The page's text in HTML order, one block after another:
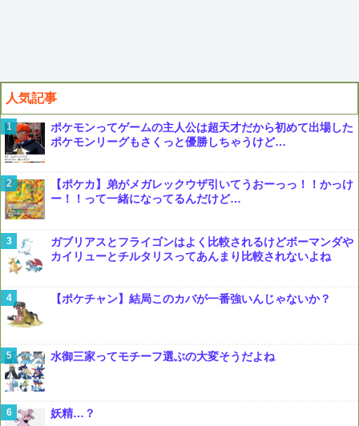
人気記事
ポケモンってゲームの主人公は超天才だから初めて出場した
ポケモンリーグもさくっと優勝しちゃうけど…
【ポケカ】弟がメガレックウザ引いてうおーっっ！！かっけ
ー！！って一緒になってるんだけど…
ガブリアスとフライゴンはよく比較されるけどボーマンダや
カイリューとチルタリスってあんまり比較されないよね
【ポケチャン】結局このカバが一番強いんじゃないか？
水御三家ってモチーフ選ぶの大変そうだよね
妖精…？